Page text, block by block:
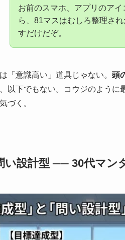
お前のスマホ、アプリのア
ら、81マスはむしろ整理さ
すだけだぞ。
「意識高い」道具じゃない。 頭
以下でもない。コウジのよう
づく。
い設計型 ── 30代マン